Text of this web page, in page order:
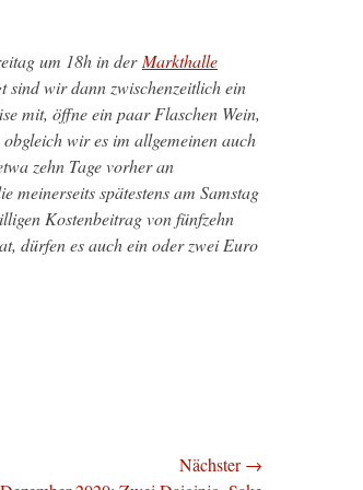
um 18h in der Markthalle
sind wir dann zwischenzeitlich ein
mit, öffne ein paar Flaschen Wein,
wir es im allgemeinen auch
zehn Tage vorher an
meinerseits spätestens am Samstag
Kostenbeitrag von fünfzehn
dürfen es auch ein oder zwei Euro
Nächster →